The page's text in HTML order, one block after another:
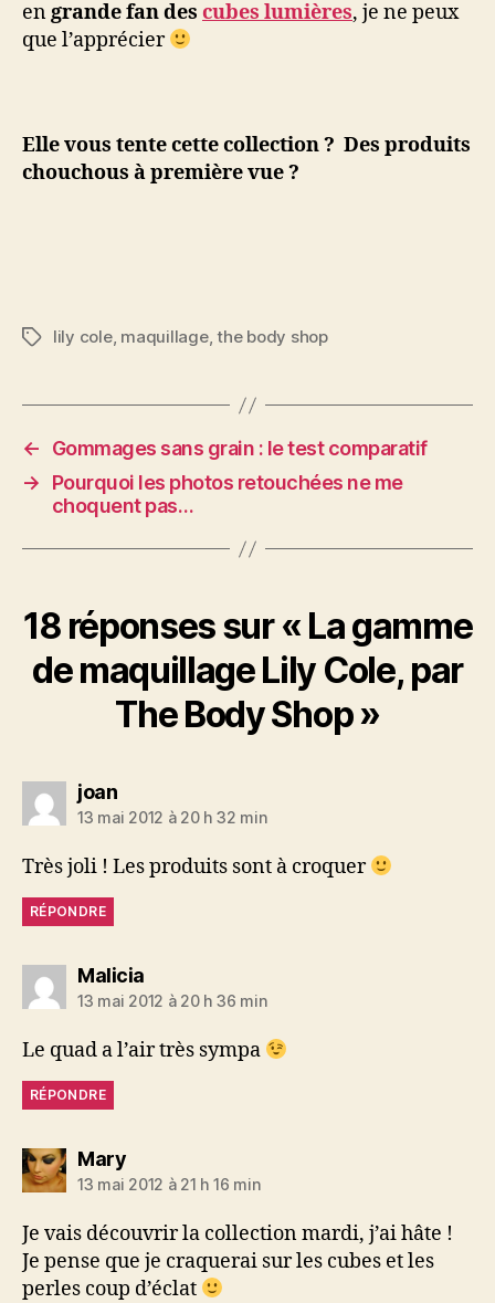
engrande fan des cubes lumières, je ne peux
que l’apprécier
Elle vous tente cette collection ? Des produits
chouchous à première vue ?
Étiquettes
lily cole, maquillage,the body shop
←
Gommages sans grain : le test comparatif
→
Pourquoi les photos retouchées ne me
choquent pas…
18 réponses sur « La gamme
de maquillage Lily Cole, par
The Body Shop »
joandit :
13 mai 2012 à 20 h 32 min
Très joli ! Les produits sont à croquer
RÉPONDRE
Maliciadit :
13 mai 2012 à 20 h 36 min
Le quad a l’air très sympa
RÉPONDRE
Marydit :
13 mai 2012 à 21 h 16 min
Je vais découvrir la collection mardi, j’ai hâte !
Je pense que je craquerai sur les cubes et les
perles coup d’éclat